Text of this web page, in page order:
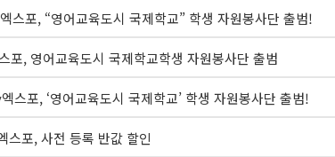
포, “영어교육도시 국제학교” 학생 자원봉사단 출범!
포, 영어교육도시 국제학교학생 자원봉사단 출범
포, ‘영어교육도시 국제학교’ 학생 자원봉사단 출범!
포, 사전 등록 반값 할인